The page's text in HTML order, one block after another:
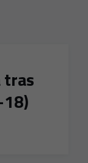
tras